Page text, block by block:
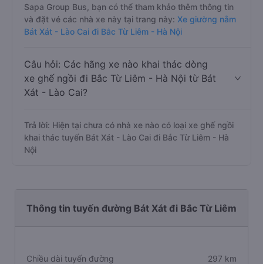
Sapa Group Bus, bạn có thể tham khảo thêm thông tin
và đặt vé các nhà xe này tại trang này: Xe giường nằm
Bát Xát - Lào Cai đi Bắc Từ Liêm - Hà Nội
Câu hỏi: Các hãng xe nào khai thác dòng
xe ghế ngồi đi Bắc Từ Liêm - Hà Nội từ Bát
Xát - Lào Cai?
Trả lời: Hiện tại chưa có nhà xe nào có loại xe ghế ngồi
khai thác tuyến Bát Xát - Lào Cai đi Bắc Từ Liêm - Hà
Nội
Thông tin tuyến đường Bát Xát đi Bắc Từ Liêm
Chiều dài tuyến đường 297 km